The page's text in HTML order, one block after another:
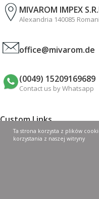
MIVAROM IMPEX
Alexandria 140085
office@mivarom.de
(0049) 15209169689
Contact us by Whatsapp
Custom Links
My Account
Ta strona korzysta z plików
korzystania z naszej witryny